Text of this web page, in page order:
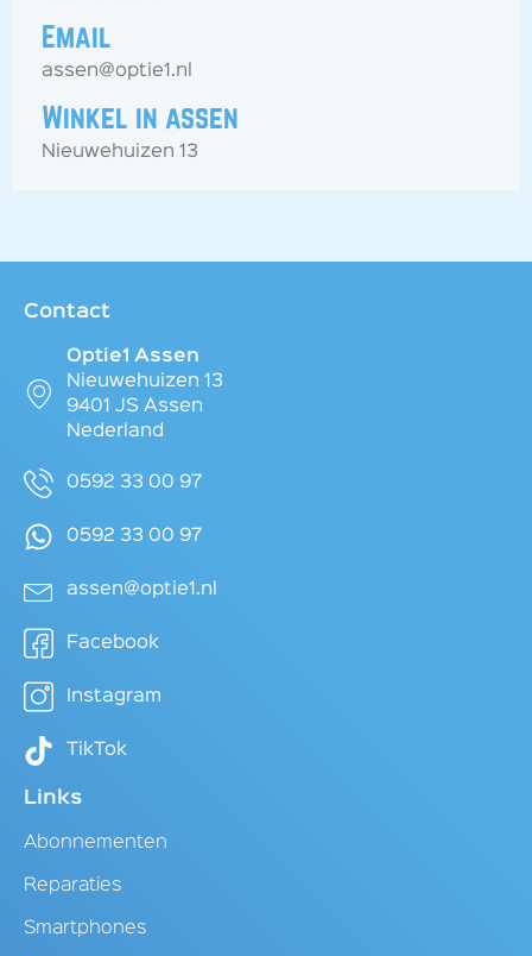
Email
assen@optie1.nl
Winkel in assen
Nieuwehuizen 13
Contact
Optie1 Assen
Nieuwehuizen 13
9401 JS Assen
Nederland
0592 33 00 97
0592 33 00 97
assen@optie1.nl
Facebook
Instagram
TikTok
Links
Abonnementen
Reparaties
Smartphones